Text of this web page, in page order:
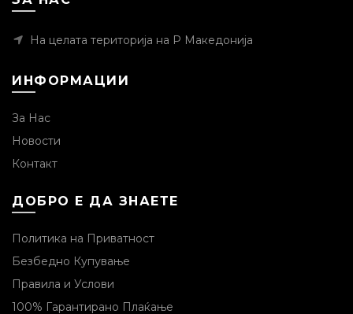
На целата територија на Р Македонија
ИНФОРМАЦИИ
За Нас
Новости
Контакт
ДОБРО Е ДА ЗНАЕТЕ
Политика на Приватност
Безбедно Купување
Правила и Услови
100% Гарантирано Плаќање